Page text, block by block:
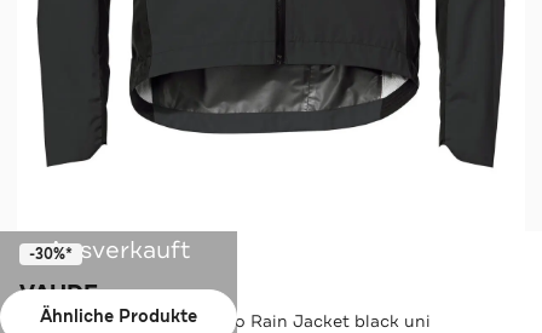
Ausverkauft
Ähnliche Produkte
-30%*
VAUDE
Funktionsjacke Men's Kuro Rain Jacket black uni